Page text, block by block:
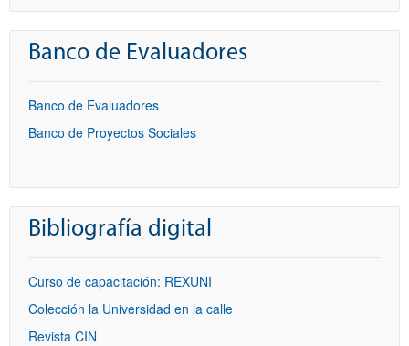
Banco de Evaluadores
Banco de Evaluadores
Banco de Proyectos Sociales
Bibliografía digital
Curso de capacitación: REXUNI
Colección la Universidad en la calle
Revista CIN